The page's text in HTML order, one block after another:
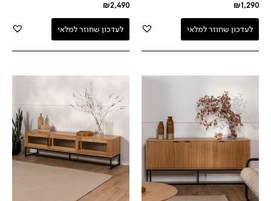
₪1,290
לעדכון שחוזר למלאי
₪2,490
לעדכון שחוזר למלאי